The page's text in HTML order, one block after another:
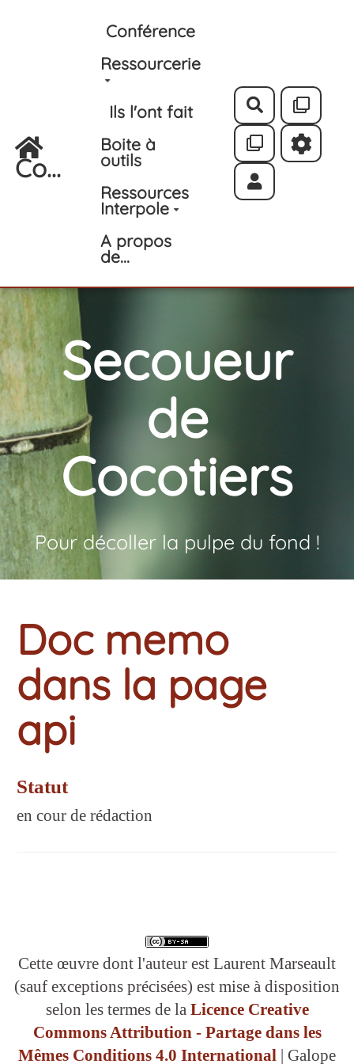
Aller au contenu principal
Co...
Conférence
Ressourcerie
Ils l'ont fait
Boite à
outils
Ressources
Interpole
A propos
de...
Rechercher
Secoueur
de
Cocotiers
Pour décoller la pulpe du fond !
Doc memo
dans la page
api
Statut
en cour de rédaction
Cette œuvre dont l'auteur est Laurent Marseault
(sauf exceptions précisées) est mise à disposition
selon les termes de la Licence Creative
Commons Attribution - Partage dans les
Mêmes Conditions 4.0 International | Galope